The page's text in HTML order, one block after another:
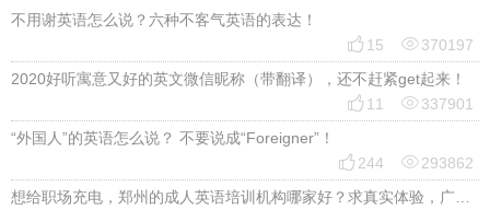
不用谢英语怎么说？六种不客气英语的表达！
 15 370197
2020好听寓意又好的英文微信昵称（带翻译），还不赶紧get起来！
 11 337901
“外国人”的英语怎么说？ 不要说成“Foreigner”！
 244 293862
想给职场充电，郑州的成人英语培训机构哪家好？求真实体验，广告勿扰，感谢！